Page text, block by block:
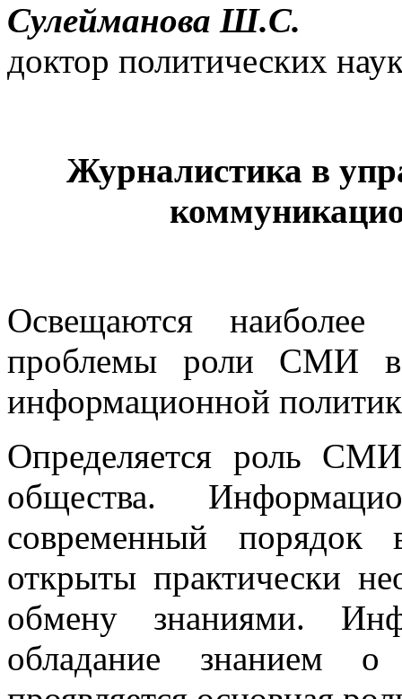
Сулейманова Ш.С.
доктор политических
Журналистика в
Освещаются
проблемы роли СМИ в
информационной
Определяется роль
общества.
современный порядок
открыты практически
обмену знаниями.
обладание знанием